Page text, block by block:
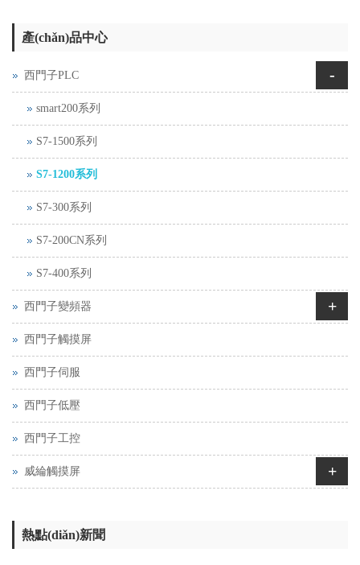
產(chǎn)品中心
西門子PLC -
smart200系列
S7-1500系列
S7-1200系列
S7-300系列
S7-200CN系列
S7-400系列
西門子變頻器 +
西門子觸摸屏
西門子伺服
西門子低壓
西門子工控
威綸觸摸屏 +
熱點(diǎn)新聞